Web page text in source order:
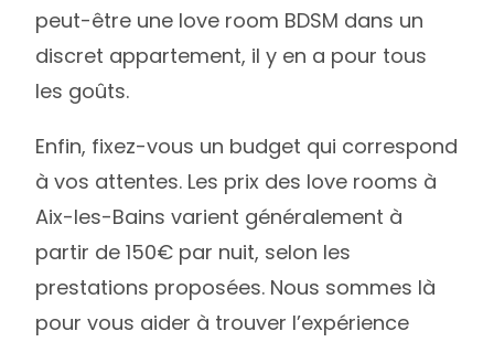
peut-être une love room BDSM dans un
discret appartement, il y en a pour tous
les goûts.
Enfin, fixez-vous un budget qui correspond
à vos attentes. Les prix des love rooms à
Aix-les-Bains varient généralement à
partir de 150€ par nuit, selon les
prestations proposées. Nous sommes là
pour vous aider à trouver l’expérience